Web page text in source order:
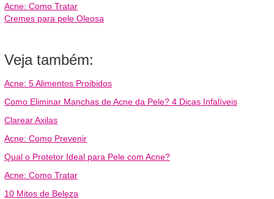
Acne: Como Tratar
Cremes para pele Oleosa
Veja também:
Acne: 5 Alimentos Proibidos
Como Eliminar Manchas de Acne da Pele? 4 Dicas Infalíveis
Clarear Axilas
Acne: Como Prevenir
Qual o Protetor Ideal para Pele com Acne?
Acne: Como Tratar
10 Mitos de Beleza